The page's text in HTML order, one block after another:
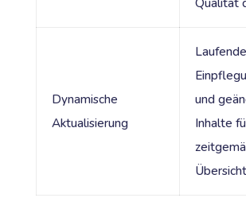
Dynamische
Aktualisierung
Laufende
und
Inhalte